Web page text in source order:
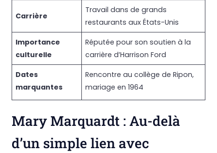
Carrière
Travail dans de grands
restaurants aux États-Unis
Importance
culturelle
Réputée pour son soutien à la
carrière d’Harrison Ford
Dates
marquantes
Rencontre au collège de Ripon,
mariage en 1964
Mary Marquardt : Au-delà
d’un simple lien avec